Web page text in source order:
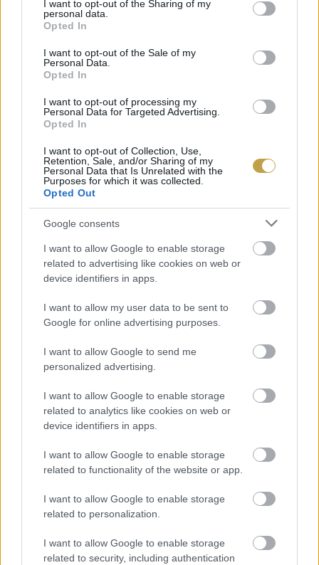
not limited to your visit or usage behaviour. You may click to
grant or deny consent to Google and its third-party tags to
use your data for below specified purposes in below Google
consent section.
I want to opt-out of the Sharing of my
personal data.
Opted In
I want to opt-out of the Sale of my
Personal Data.
Opted In
I want to opt-out of processing my
Personal Data for Targeted Advertising.
Opted In
I want to opt-out of Collection, Use,
Retention, Sale, and/or Sharing of my
Personal Data that Is Unrelated with the
Purposes for which it was collected.
Opted Out
Google consents
I want to allow Google to enable storage
related to advertising like cookies on web or
device identifiers in apps.
I want to allow my user data to be sent to
Google for online advertising purposes.
I want to allow Google to send me
personalized advertising.
I want to allow Google to enable storage
related to analytics like cookies on web or
device identifiers in apps.
I want to allow Google to enable storage
related to functionality of the website or app.
I want to allow Google to enable storage
related to personalization.
I want to allow Google to enable storage
related to security, including authentication
EZEK IS ÉRDEKELHETNEK
Falatok
KÉSZÍTSÜNK INGYEN KONYHAI TISZTÍTÓSZERT 10
A magyarok egyik kedvenc fűszernövénye nem csak a
fazékban kincs! Sokan nem tudják, de a magyarok egyik
tisztításában és a kellemetlen szagok […]